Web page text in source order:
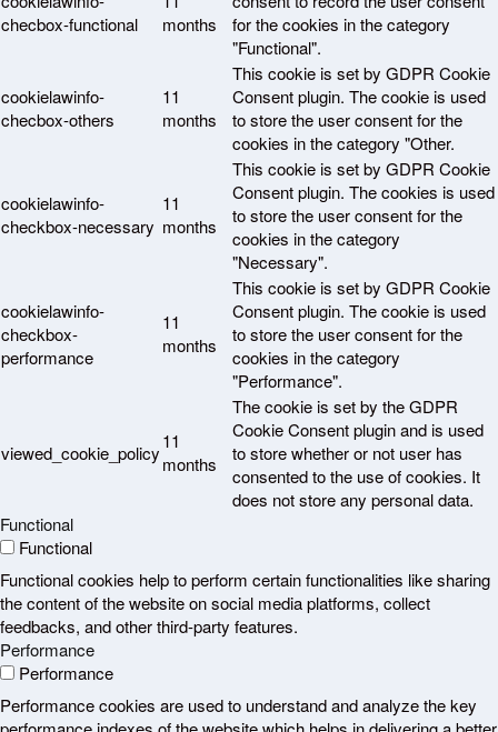
checbox-functional
months
for the cookies in the category
"Functional".
cookielawinfo-
checbox-others
11
months
This cookie is set by GDPR Cookie
Consent plugin. The cookie is used
to store the user consent for the
cookies in the category "Other.
cookielawinfo-
checkbox-necessary
11
months
This cookie is set by GDPR Cookie
Consent plugin. The cookies is used
to store the user consent for the
cookies in the category
"Necessary".
cookielawinfo-
checkbox-
performance
11
months
This cookie is set by GDPR Cookie
Consent plugin. The cookie is used
to store the user consent for the
cookies in the category
"Performance".
viewed_cookie_policy
11
months
The cookie is set by the GDPR
Cookie Consent plugin and is used
to store whether or not user has
consented to the use of cookies. It
does not store any personal data.
Functional
Functional
Functional cookies help to perform certain functionalities like sharing
the content of the website on social media platforms, collect
feedbacks, and other third-party features.
Performance
Performance
Performance cookies are used to understand and analyze the key